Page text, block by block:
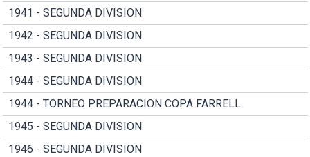
1941 - SEGUNDA DIVISION
1942 - SEGUNDA DIVISION
1943 - SEGUNDA DIVISION
1944 - SEGUNDA DIVISION
1944 - TORNEO PREPARACION COPA FARRELL
1945 - SEGUNDA DIVISION
1946 - SEGUNDA DIVISION